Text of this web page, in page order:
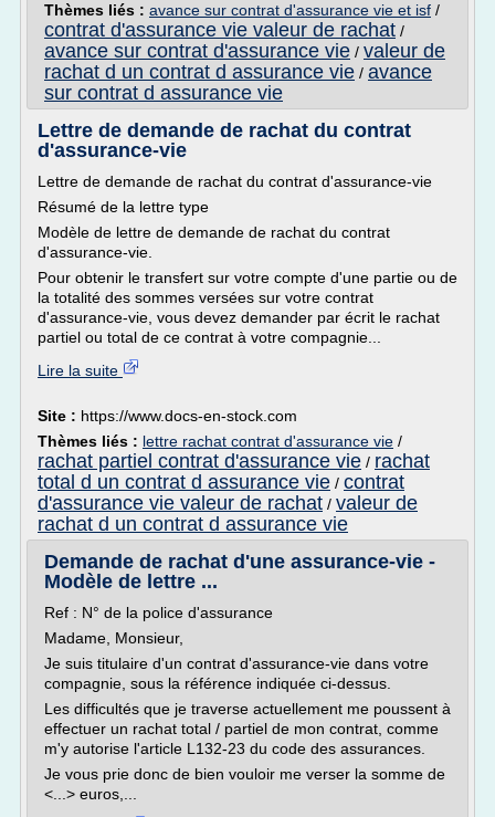
Thèmes liés : avance sur contrat d'assurance vie et isf /
contrat d'assurance vie valeur de rachat /
avance sur contrat d'assurance vie / valeur de
rachat d un contrat d assurance vie / avance
sur contrat d assurance vie
Lettre de demande de rachat du contrat
d'assurance-vie
Lettre de demande de rachat du contrat d'assurance-vie
Résumé de la lettre type
Modèle de lettre de demande de rachat du contrat
d'assurance-vie.
Pour obtenir le transfert sur votre compte d'une partie ou de
la totalité des sommes versées sur votre contrat
d'assurance-vie, vous devez demander par écrit le rachat
partiel ou total de ce contrat à votre compagnie...
Lire la suite
Site : https://www.docs-en-stock.com
Thèmes liés : lettre rachat contrat d'assurance vie /
rachat partiel contrat d'assurance vie / rachat
total d un contrat d assurance vie / contrat
d'assurance vie valeur de rachat / valeur de
rachat d un contrat d assurance vie
Demande de rachat d'une assurance-vie -
Modèle de lettre ...
Ref : N° de la police d'assurance
Madame, Monsieur,
Je suis titulaire d'un contrat d'assurance-vie dans votre
compagnie, sous la référence indiquée ci-dessus.
Les difficultés que je traverse actuellement me poussent à
effectuer un rachat total / partiel de mon contrat, comme
m'y autorise l'article L132-23 du code des assurances.
Je vous prie donc de bien vouloir me verser la somme de
<...> euros,...